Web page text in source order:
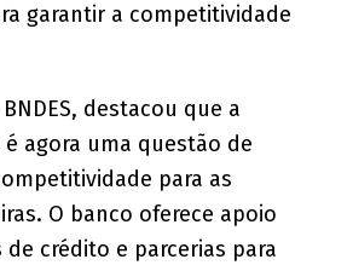
garantir a competitividade
destacou que a
agora uma questão de
para as
O banco oferece apoio
crédito e parcerias para